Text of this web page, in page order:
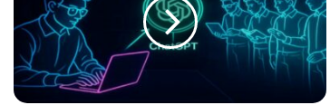
español
profesional
—
Clientes
pagan